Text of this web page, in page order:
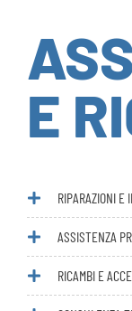
E
ASSISTENZA
RICAMBI E
CONSULENZA